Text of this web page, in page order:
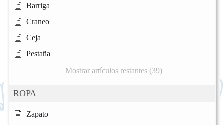
Barriga
Craneo
Ceja
Pestaña
Mostrar artículos restantes (39)
ROPA
Zapato